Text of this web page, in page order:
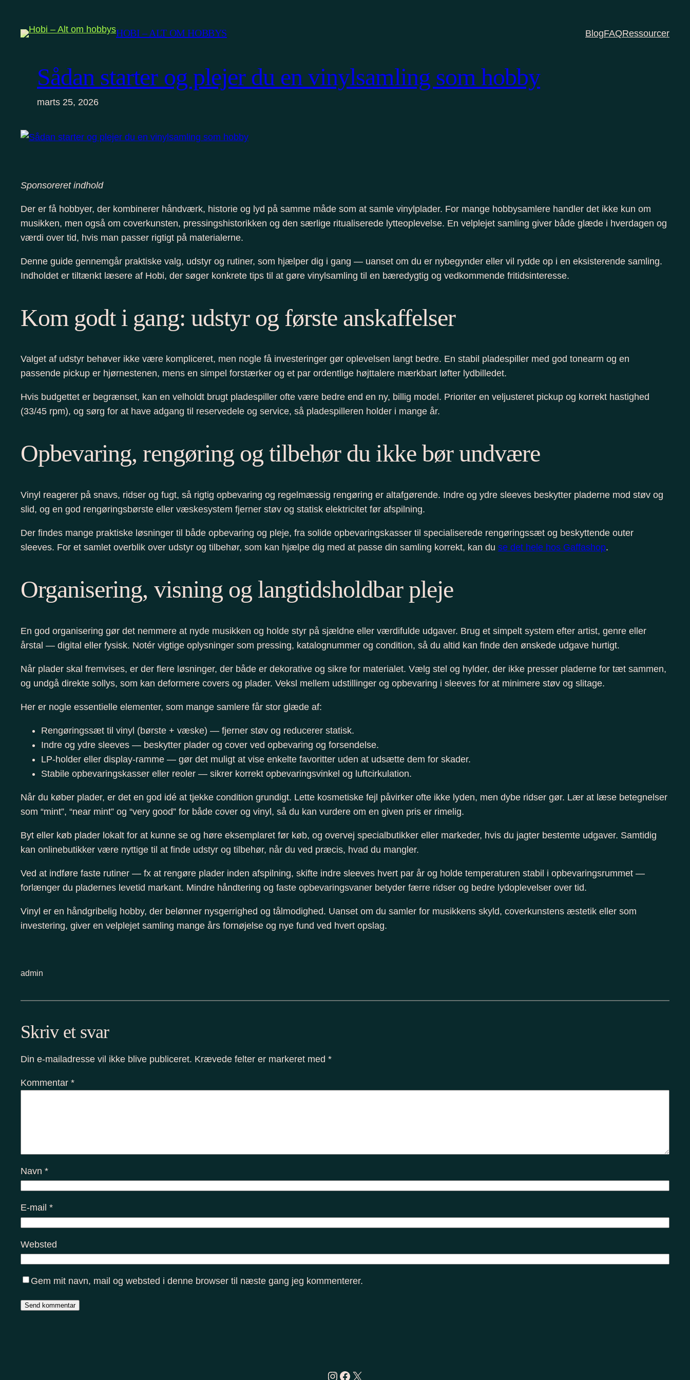
indhold
HOBI – ALT OM HOBBYS BlogFAQRessourcer
Sådan starter og plejer du en vinylsamling som hobby
marts 25, 2026
Sponsoreret indhold
Der er få hobbyer, der kombinerer håndværk, historie og lyd på samme måde som at samle vinylplader. For mange hobbysamlere handler det ikke kun om
musikken, men også om coverkunsten, pressingshistorikken og den særlige ritualiserede lytteoplevelse. En velplejet samling giver både glæde i hverdagen og
værdi over tid, hvis man passer rigtigt på materialerne.
Denne guide gennemgår praktiske valg, udstyr og rutiner, som hjælper dig i gang — uanset om du er nybegynder eller vil rydde op i en eksisterende samling.
Indholdet er tiltænkt læsere af Hobi, der søger konkrete tips til at gøre vinylsamling til en bæredygtig og vedkommende fritidsinteresse.
Kom godt i gang: udstyr og første anskaffelser
Valget af udstyr behøver ikke være kompliceret, men nogle få investeringer gør oplevelsen langt bedre. En stabil pladespiller med god tonearm og en
passende pickup er hjørnestenen, mens en simpel forstærker og et par ordentlige højttalere mærkbart løfter lydbilledet.
Hvis budgettet er begrænset, kan en velholdt brugt pladespiller ofte være bedre end en ny, billig model. Prioriter en veljusteret pickup og korrekt hastighed
(33/45 rpm), og sørg for at have adgang til reservedele og service, så pladespilleren holder i mange år.
Opbevaring, rengøring og tilbehør du ikke bør undvære
Vinyl reagerer på snavs, ridser og fugt, så rigtig opbevaring og regelmæssig rengøring er altafgørende. Indre og ydre sleeves beskytter pladerne mod støv og
slid, og en god rengøringsbørste eller væskesystem fjerner støv og statisk elektricitet før afspilning.
Der findes mange praktiske løsninger til både opbevaring og pleje, fra solide opbevaringskasser til specialiserede rengøringssæt og beskyttende outer
sleeves. For et samlet overblik over udstyr og tilbehør, som kan hjælpe dig med at passe din samling korrekt, kan du se det hele hos Gaffashop.
Organisering, visning og langtidsholdbar pleje
En god organisering gør det nemmere at nyde musikken og holde styr på sjældne eller værdifulde udgaver. Brug et simpelt system efter artist, genre eller
årstal — digital eller fysisk. Notér vigtige oplysninger som pressing, katalognummer og condition, så du altid kan finde den ønskede udgave hurtigt.
Når plader skal fremvises, er der flere løsninger, der både er dekorative og sikre for materialet. Vælg stel og hylder, der ikke presser pladerne for tæt sammen,
og undgå direkte sollys, som kan deformere covers og plader. Veksl mellem udstillinger og opbevaring i sleeves for at minimere støv og slitage.
Her er nogle essentielle elementer, som mange samlere får stor glæde af:
Rengøringssæt til vinyl (børste + væske) — fjerner støv og reducerer statisk.
Indre og ydre sleeves — beskytter plader og cover ved opbevaring og forsendelse.
LP-holder eller display-ramme — gør det muligt at vise enkelte favoritter uden at udsætte dem for skader.
Stabile opbevaringskasser eller reoler — sikrer korrekt opbevaringsvinkel og luftcirkulation.
Når du køber plader, er det en god idé at tjekke condition grundigt. Lette kosmetiske fejl påvirker ofte ikke lyden, men dybe ridser gør. Lær at læse betegnelser
som “mint”, “near mint” og “very good” for både cover og vinyl, så du kan vurdere om en given pris er rimelig.
Byt eller køb plader lokalt for at kunne se og høre eksemplaret før køb, og overvej specialbutikker eller markeder, hvis du jagter bestemte udgaver. Samtidig
kan onlinebutikker være nyttige til at finde udstyr og tilbehør, når du ved præcis, hvad du mangler.
Ved at indføre faste rutiner — fx at rengøre plader inden afspilning, skifte indre sleeves hvert par år og holde temperaturen stabil i opbevaringsrummet —
forlænger du pladernes levetid markant. Mindre håndtering og faste opbevaringsvaner betyder færre ridser og bedre lydoplevelser over tid.
Vinyl er en håndgribelig hobby, der belønner nysgerrighed og tålmodighed. Uanset om du samler for musikkens skyld, coverkunstens æstetik eller som
investering, giver en velplejet samling mange års fornøjelse og nye fund ved hvert opslag.
admin
Skriv et svar
Din e-mailadresse vil ikke blive publiceret. Krævede felter er markeret med *
Kommentar *
Navn *
E-mail *
Websted
Gem mit navn, mail og websted i denne browser til næste gang jeg kommenterer.
Instagram
Facebook
X